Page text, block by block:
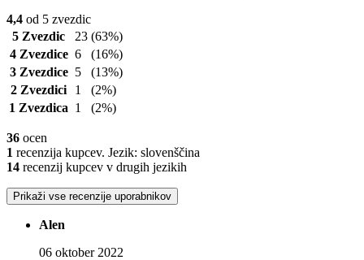
4,4 od 5 zvezdic
5 Zvezdic
23 (63%)
4 Zvezdice 6
(16%)
3 Zvezdice 5
(13%)
2 Zvezdici
1
(2%)
1 Zvezdica 1 (2%)
36 ocen
1 recenzija kupcev. Jezik: slovenščina
14 recenzij kupcev v drugih jezikih
Prikaži vse recenzije uporabnikov
Alen
06 oktober 2022